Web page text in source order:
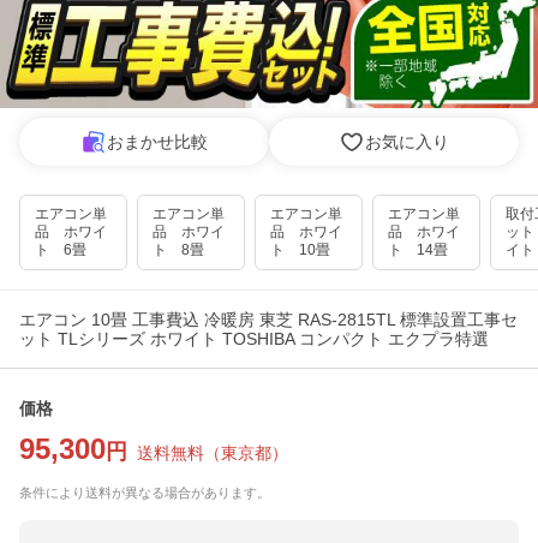
おまかせ比較 お気に入り
エアコン単
品 ホワイ
ト 6畳
エアコン単
品 ホワイ
ト 8畳
エアコン単
品 ホワイ
ト 10畳
エアコン単
品 ホワイ
ト 14畳
取付
ッ
イ
エアコン 10畳 工事費込 冷暖房 東芝 RAS-2815TL 標準設置工事セ
ット TLシリーズ ホワイト TOSHIBA コンパクト エクプラ特選
価格
95,300 円 送料無料 （東京都）
条件により送料が異なる場合があります。